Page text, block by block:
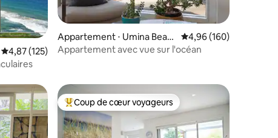
: 4,96 sur 5
Évaluation moyenne sur la base de 125 commentaires : 4,87 sur 5
4,87 (125)
Appartement ⋅ Umina Beac
h
Évaluation moyenne
4,96 (160)
Appartement avec vue sur l'océan
appréciés Coups de cœur voyageurs les plus appréciés
Coup de cœur voyageurs